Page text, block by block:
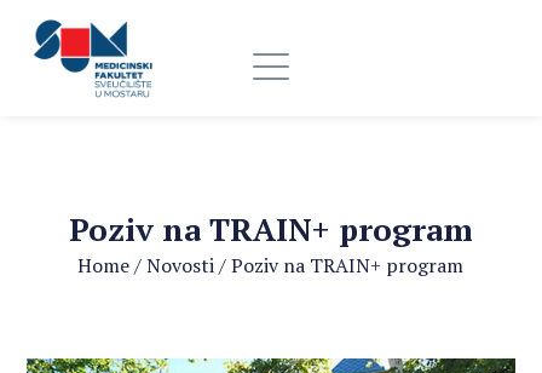
Poziv na TRAIN+ program
Home/Novosti/Poziv na TRAIN+ program